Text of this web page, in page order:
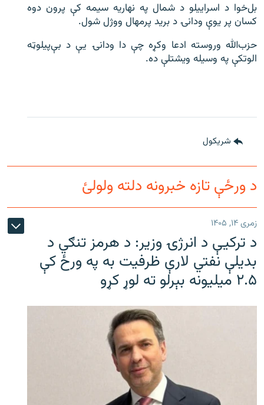
بل‌‌‌خوا د اسراییلو د شمال په نهاریه سیمه کې پرون دوه
کسان پر یوې ودانۍ د برید پرمهال ووژل شول.
حزب‌‌‌الله وروسته ادعا وکړه چې دا ودانۍ یې د بې‌‌‌پیلوټه
الوتکې په وسیله ویشتلې ده.
شريکول
د ورځې تازه خبرونه دلته ولولئ
زمری ۱۴, ۱۴۰۵
د ترکیې د انرژۍ وزیر: د هرمز تنګي د
بدیلې نفتي لارې ظرفیت به په ورځ کې
۲.۵ میلیونه بېرلو ته لوړ کړو